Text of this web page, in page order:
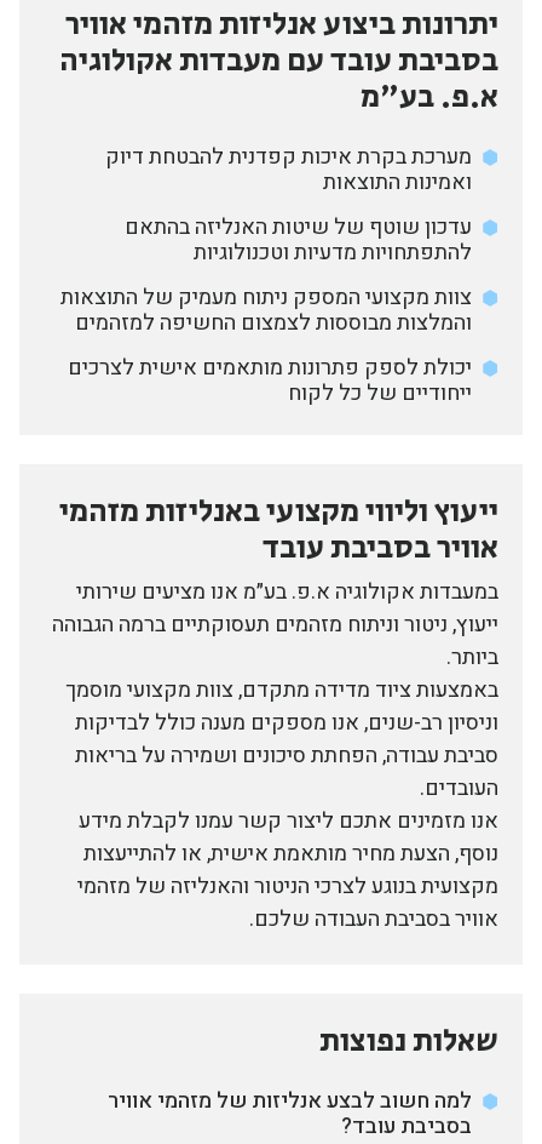
יתרונות ביצוע אנליזות מזהמי אוויר
בסביבת עובד עם מעבדות אקולוגיה
א.פ. בע"מ
מערכת בקרת איכות קפדנית להבטחת דיוק
ואמינות התוצאות
עדכון שוטף של שיטות האנליזה בהתאם
להתפתחויות מדעיות וטכנולוגיות
צוות מקצועי המספק ניתוח מעמיק של התוצאות
והמלצות מבוססות לצמצום החשיפה למזהמים
יכולת לספק פתרונות מותאמים אישית לצרכים
ייחודיים של כל לקוח
ייעוץ וליווי מקצועי באנליזות מזהמי
אוויר בסביבת עובד
במעבדות אקולוגיה א.פ. בע״מ אנו מציעים שירותי
ייעוץ, ניטור וניתוח מזהמים תעסוקתיים ברמה הגבוהה
ביותר.
באמצעות ציוד מדידה מתקדם, צוות מקצועי מוסמך
וניסיון רב-שנים, אנו מספקים מענה כולל לבדיקות
סביבת עבודה, הפחתת סיכונים ושמירה על בריאות
העובדים.
אנו מזמינים אתכם ליצור קשר עמנו לקבלת מידע
נוסף, הצעת מחיר מותאמת אישית, או להתייעצות
מקצועית בנוגע לצרכי הניטור והאנליזה של מזהמי
אוויר בסביבת העבודה שלכם.
שאלות נפוצות
למה חשוב לבצע אנליזות של מזהמי אוויר
בסביבת עובד?